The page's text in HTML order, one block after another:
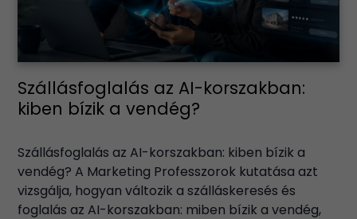
Szállásfoglalás az AI-korszakban:
kiben bízik a vendég?
Szállásfoglalás az AI-korszakban: kiben bízik a
vendég? A Marketing Professzorok kutatása azt
vizsgálja, hogyan változik a szálláskeresés és
foglalás az AI-korszakban: miben bízik a vendég,